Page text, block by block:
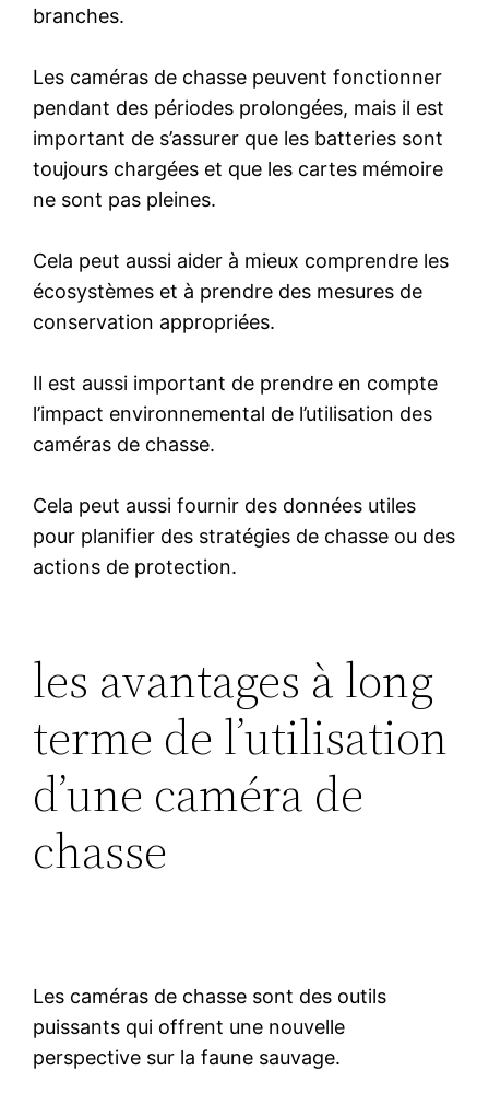
branches.
Les caméras de chasse peuvent fonctionner
pendant des périodes prolongées, mais il est
important de s’assurer que les batteries sont
toujours chargées et que les cartes mémoire
ne sont pas pleines.
Cela peut aussi aider à mieux comprendre les
écosystèmes et à prendre des mesures de
conservation appropriées.
Il est aussi important de prendre en compte
l’impact environnemental de l’utilisation des
caméras de chasse.
Cela peut aussi fournir des données utiles
pour planifier des stratégies de chasse ou des
actions de protection.
les avantages à long
terme de l’utilisation
d’une caméra de
chasse
Les caméras de chasse sont des outils
puissants qui offrent une nouvelle
perspective sur la faune sauvage.